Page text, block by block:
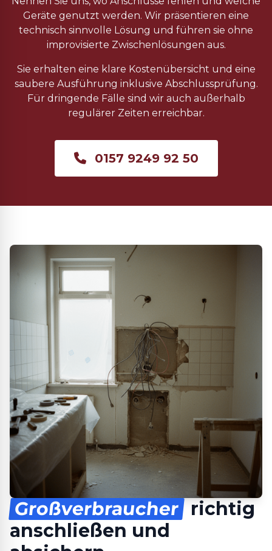
Geräte genutzt werden. Wir präsentieren eine
technisch sinnvolle Lösung und führen sie ohne
improvisierte Zwischenlösungen aus.
Sie erhalten eine klare Kostenübersicht und eine
saubere Ausführung inklusive Abschlussprüfung.
Für dringende Fälle sind wir auch außerhalb
regulärer Zeiten erreichbar.
0157 9249 92 50
Großverbraucher richtig
anschließen und